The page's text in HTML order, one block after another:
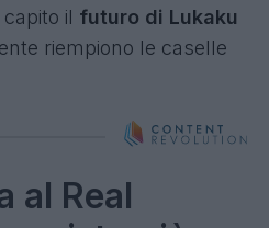
il futuro di Lukaku
riempiono le caselle
al Real